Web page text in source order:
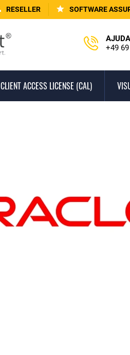
RESELLER SOFTWARE
+49
CLIENT ACCESS LICENSE (CAL)